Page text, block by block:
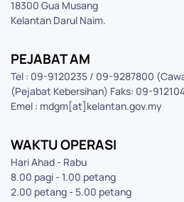
18300 Gua Musang
Kelantan Darul Naim.
PEJABAT AM
Tel : 09-9120235 / 09-9287800
(Pejabat Kebersihan) Faks: 09-
Emel : mdgm[at]kelantan.gov.my
WAKTU OPERASI
Hari Ahad - Rabu
8.00 pagi - 1.00 petang
2.00 petang - 5.00 petang